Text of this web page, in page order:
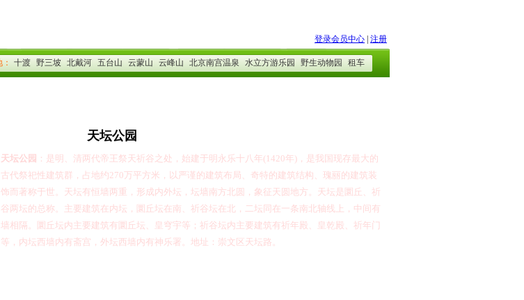
天坛公园
天坛公园 ： 是明、清两代帝王祭天祈谷之处，始建于明永乐十八年(1420年 ) ，是我国现存最大的
古代祭祀性建筑群，占地约270万平方米，以严谨的建筑布局、奇特的建筑结构、瑰丽的建筑装
饰而著称于世。天坛有恒墙两重，形成内外坛，坛墙南方北圆，象征天圆地方。天坛是圜丘、祈
谷两坛的总称。主要建筑在内坛，圜丘坛在南、祈谷坛在北，二坛同在一条南北轴线上，中间有
墙相隔。圜丘坛内主要建筑有圜丘坛、皇穹宇等；祈谷坛内主要建筑有祈年殿、皇乾殿、祈年门
等，内坛西墙内有斋宫，外坛西墙内有神乐署。地址：崇文区天坛路。